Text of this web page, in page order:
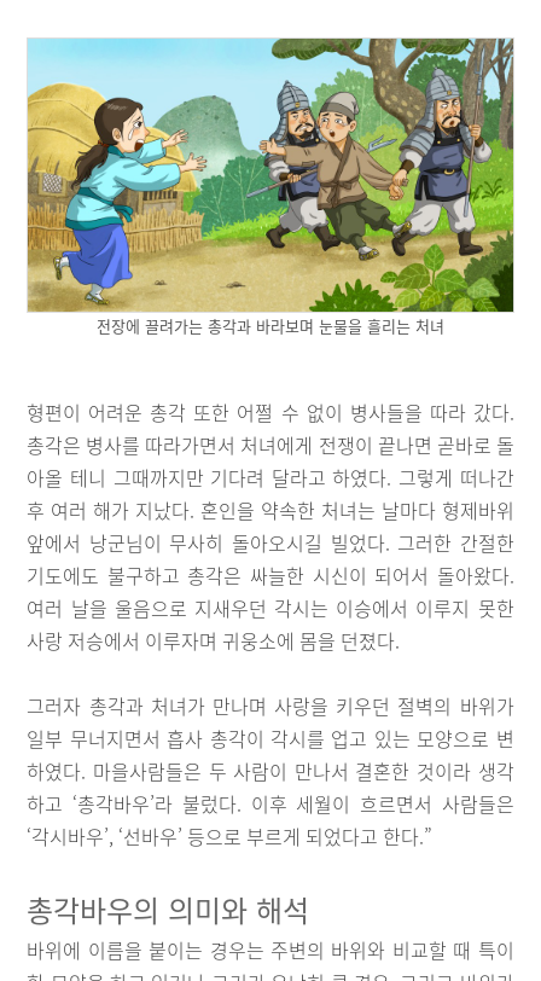
전장에 끌려가는 총각과 바라보며 눈물을 흘리는 처녀
형편이 어려운 총각 또한 어쩔 수 없이 병사들을 따라 갔다.
총각은 병사를 따라가면서 처녀에게 전쟁이 끝나면 곧바로 돌
아올 테니 그때까지만 기다려 달라고 하였다. 그렇게 떠나간
후 여러 해가 지났다. 혼인을 약속한 처녀는 날마다 형제바위
앞에서 낭군님이 무사히 돌아오시길 빌었다. 그러한 간절한
기도에도 불구하고 총각은 싸늘한 시신이 되어서 돌아왔다.
여러 날을 울음으로 지새우던 각시는 이승에서 이루지 못한
사랑 저승에서 이루자며 귀웅소에 몸을 던졌다.
그러자 총각과 처녀가 만나며 사랑을 키우던 절벽의 바위가
일부 무너지면서 흡사 총각이 각시를 업고 있는 모양으로 변
하였다. 마을사람들은 두 사람이 만나서 결혼한 것이라 생각
하고 ‘총각바우’라 불렀다. 이후 세월이 흐르면서 사람들은
‘각시바우’, ‘선바우’ 등으로 부르게 되었다고 한다.”
총각바우의 의미와 해석
바위에 이름을 붙이는 경우는 주변의 바위와 비교할 때 특이